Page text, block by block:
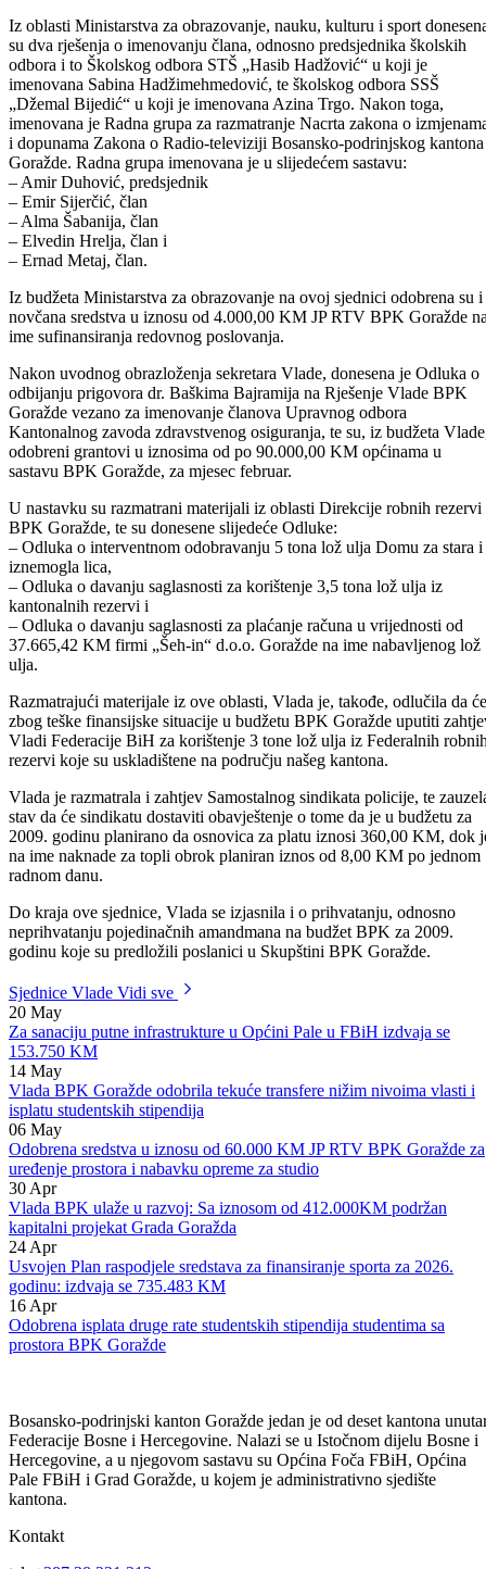
osnovu Sporazuma o finansijskoj saradnji između Vijeća ministara
i Vlade Republike Austrije.
Iz oblasti Ministarstva za obrazovanje, nauku, kulturu i sport
su dva rješenja o imenovanju člana, odnosno predsjednika školskih
odbora i to Školskog odbora STŠ „Hasib Hadžović“ u koji je
imenovana Sabina Hadžimehmedović, te školskog odbora SSŠ
„Džemal Bijedić“ u koji je imenovana Azina Trgo. Nakon toga,
imenovana je Radna grupa za razmatranje Nacrta zakona o
i dopunama Zakona o Radio-televiziji Bosansko-podrinjskog kantona
Goražde. Radna grupa imenovana je u slijedećem sastavu:
– Amir Duhović, predsjednik
– Emir Sijerčić, član
– Elvedin Hrelja, član i
– Ernad Metaj, član.
novčana sredstva u iznosu od 4.000,00 KM JP RTV BPK Goražde
ime sufinansiranja redovnog poslovanja.
Nakon uvodnog obrazloženja sekretara Vlade, donesena je Odluka o
odbijanju prigovora dr. Baškima Bajramija na Rješenje Vlade BPK
Goražde vezano za imenovanje članova Upravnog odbora
odobreni grantovi u iznosima od po 90.000,00 KM općinama u
sastavu BPK Goražde, za mjesec februar.
U nastavku su razmatrani materijali iz oblasti Direkcije robnih rezervi
BPK Goražde, te su donesene slijedeće Odluke:
– Odluka o interventnom odobravanju 5 tona lož ulja Domu za stara i
iznemogla lica,
– Odluka o davanju saglasnosti za korištenje 3,5 tona lož ulja iz
kantonalnih rezervi i
37.665,42 KM firmi „Šeh-in“ d.o.o. Goražde na ime nabavljenog lož
ulja.
Razmatrajući materijale iz ove oblasti, Vlada je, takođe, odlučila da će
Vladi Federacije BiH za korištenje 3 tone lož ulja iz Federalnih
rezervi koje su uskladištene na području našeg kantona.
Vlada je razmatrala i zahtjev Samostalnog sindikata policije, te
stav da će sindikatu dostaviti obavještenje o tome da je u budžetu za
na ime naknade za topli obrok planiran iznos od 8,00 KM po jednom
radnom danu.
neprihvatanju pojedinačnih amandmana na budžet BPK za 2009.
godinu koje su predložili poslanici u Skupštini BPK Goražde.
Sjednice Vlade
20 May
Za sanaciju putne infrastrukture u Općini Pale u FBiH izdvaja se
153.750 KM
14 May
Vlada BPK Goražde odobrila tekuće transfere nižim nivoima vlasti i
isplatu studentskih stipendija
06 May
Odobrena sredstva u iznosu od 60.000 KM JP RTV BPK Goražde za
uređenje prostora i nabavku opreme za studio
30 Apr
Vlada BPK ulaže u razvoj: Sa iznosom od 412.000KM podržan
kapitalni projekat Grada Goražda
24 Apr
Usvojen Plan raspodjele sredstava za finansiranje sporta za 2026.
godinu: izdvaja se 735.483 KM